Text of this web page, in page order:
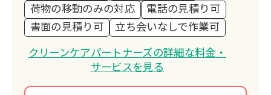
荷物の移動のみの対応
電話の見積り可
書面の見積り可
立ち会いなしで作業可
クリーンケアパートナーズの詳細な料金・
サービスを見る